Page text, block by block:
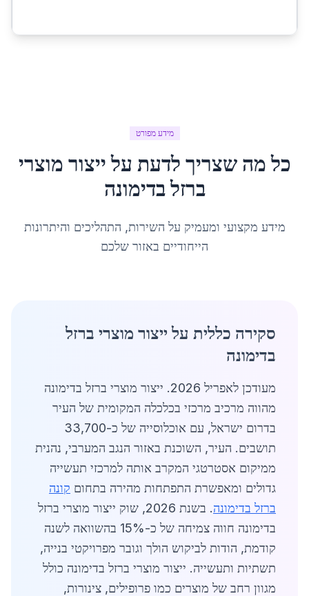
מידע מפורט
כל מה שצריך לדעת עלייצור מוצרי
ברזלבדימונה
מידע מקצועי ומעמיק על השירות, התהליכים והיתרונות
הייחודיים באזור שלכם
סקירה כללית על ייצור מוצרי ברזל
בדימונה
מעודכן לאפריל 2026. ייצור מוצרי ברזל בדימונה
מהווה מרכיב מרכזי בכלכלה המקומית של העיר
בדרום ישראל, עם אוכלוסייה של כ-33,700
תושבים. העיר, השוכנת באזור הנגב המערבי, נהנית
ממיקום אסטרטגי המקרב אותה למרכזי תעשייה
גדולים ומאפשרת התפתחות מהירה בתחום קונה
ברזל בדימונה
. בשנת 2026, שוק ייצור מוצרי ברזל
בדימונה חווה צמיחה של כ-15% בהשוואה לשנה
קודמת, הודות לביקוש הולך וגובר מפרויקטי בנייה,
תשתיות ותעשייה. ייצור מוצרי ברזל בדימונה כולל
מגוון רחב של מוצרים כמו פרופילים, צינורות,